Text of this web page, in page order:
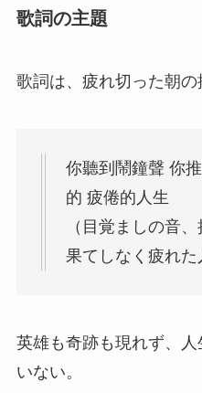
歌詞の主題
歌詞は、疲れ切った朝の
你聽到鬧鐘聲 你
的 疲倦的人生
（目覚ましの音
果てしなく疲れた
英雄も奇跡も現れず、
いない。